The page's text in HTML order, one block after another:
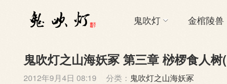
鬼吹灯 金棺陵兽
鬼吹灯之山海妖冢 第三章 桫椤食人树
2012年9月4日 08:19 分类： 鬼吹灯之山海妖冢